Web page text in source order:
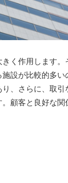
く作用します
設が比較的多
、さらに、取
顧客と良好な